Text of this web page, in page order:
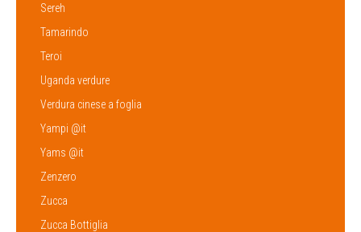
Sereh
Tamarindo
Teroi
Uganda verdure
Verdura cinese a foglia
Yampi @it
Yams @it
Zenzero
Zucca
Zucca Bottiglia